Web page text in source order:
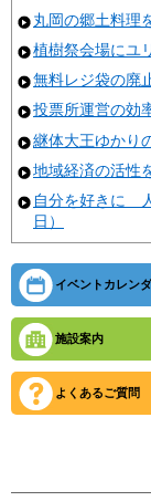
丸岡の郷土料理
植樹祭会場にユ
無料レジ袋の廃
投票所運営の効
継体大王ゆかり
地域経済の活性
自分を好きに
日）
イベントカレン
施設案内
よくあるご質問